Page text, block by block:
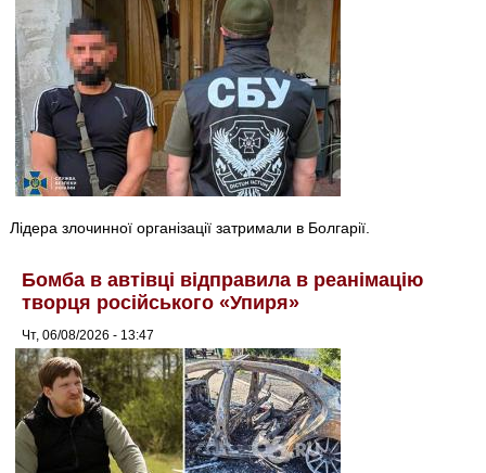
Лідера злочинної організації затримали в Болгарії.
Бомба в автівці відправила в реанімацію
творця російського «Упиря»
Чт, 06/08/2026 - 13:47